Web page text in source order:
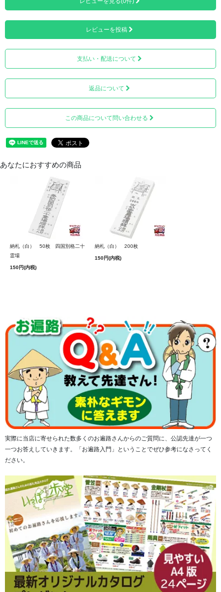
■納経帳 別格二十霊場（朱）
1ページ目に弘法大師が描かれており、3ページ目には高野
山金剛峯寺のご詠歌とご朱印ページが綴じられています。
その後に続いて、四国別格霊場第1番「大山寺」から第20番
「大瀧寺」までの20ヶ寺のご本尊・ご詠歌が書かれたご朱
印ページが綴じられています。
レビューを投稿
支払い・配送について
返品について
この商品について問い合わせる
あなたにおすすめの商品
納札（白） 50枚 四国別格二十
霊場
150円(内税)
納札（白） 200枚
150円(内税)
実際に当店に寄せられた数多くのお遍路さんからのご質問に、公認先達が一つ
一つお答えしていきます。「お遍路入門」ということでぜひ参考になさってく
ださい。